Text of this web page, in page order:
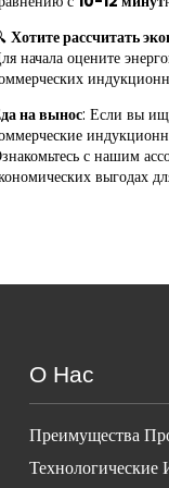
Хотите рассчитать
начала оцените
на вынос: Если вы
с нашим
выгодах
О Нас
Преимущества